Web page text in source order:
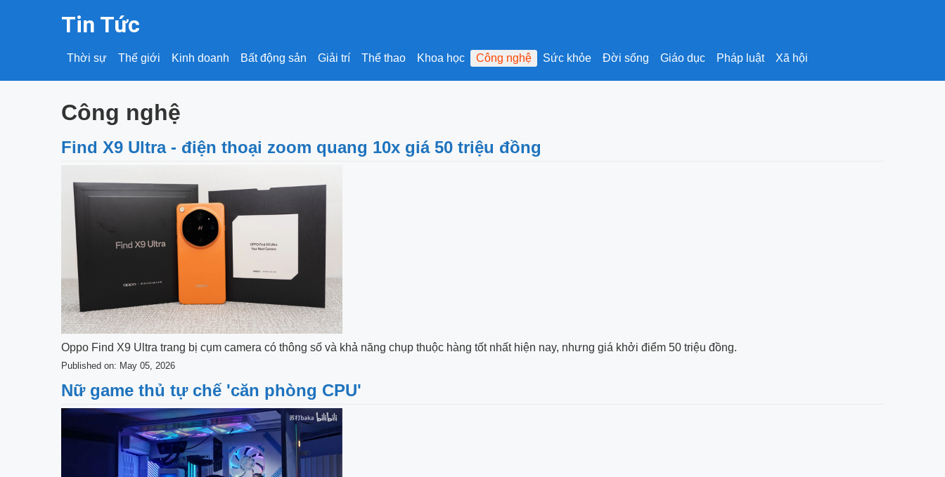
Tin Tức
Thời sự Thế giới Kinh doanh Bất động sản Giải trí Thể thao Khoa học Công nghệ Sức khỏe Đời sống Giáo dục Pháp luật Xã hội
Công nghệ
Find X9 Ultra - điện thoại zoom quang 10x giá 50 triệu đồng
Oppo Find X9 Ultra trang bị cụm camera có thông số và khả năng chụp thuộc hàng tốt nhất hiện nay, nhưng giá khởi điểm 50 triệu đồng.
Published on: May 05, 2026
Nữ game thủ tự chế 'căn phòng CPU'